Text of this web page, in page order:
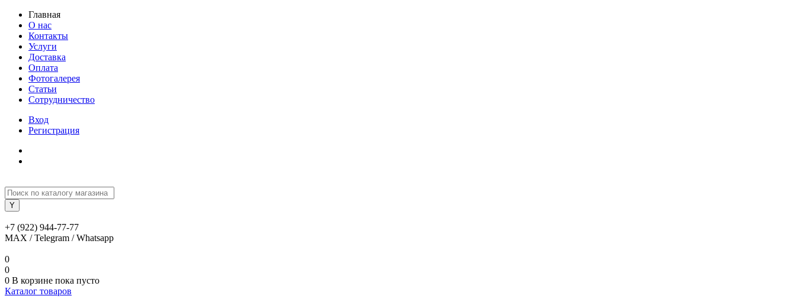
Главная
О нас
Контакты
Услуги
Доставка
Оплата
Фотогалерея
Статьи
Сотрудничество
Вход
Регистрация
+7 (922) 944-77-77
MAX / Telegram / Whatsapp
0
0
0 В корзине пока пусто
Каталог товаров